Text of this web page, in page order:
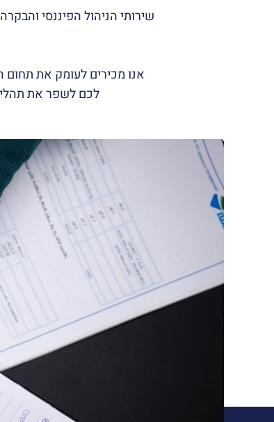
שירותי הניהול הפיננסי
אנו מכירים לעומק את
לכם לשפר את